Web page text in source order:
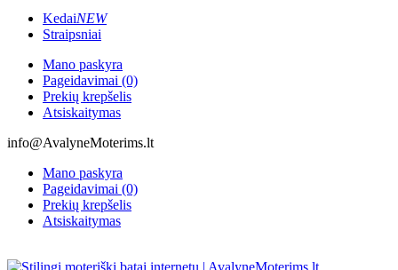
KedaiNEW
Straipsniai
Mano paskyra
Pageidavimai (0)
Prekių krepšelis
Atsiskaitymas
info@AvalyneMoterims.lt
Mano paskyra
Pageidavimai (0)
Prekių krepšelis
Atsiskaitymas